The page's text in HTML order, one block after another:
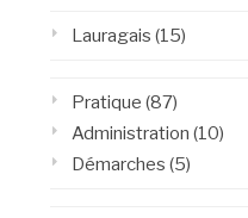
Lauragais (15)
Pratique (87)
Administration (10)
Démarches (5)